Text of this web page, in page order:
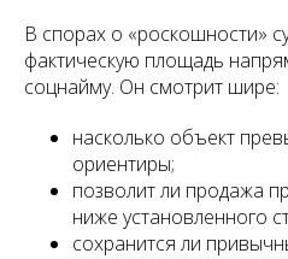
В спорах о «роскошности»
фактическую площадь
соцнайму. Он смотрит шире:
насколько объект
ориентиры;
позволит ли продажа
ниже установленного
сохранится ли